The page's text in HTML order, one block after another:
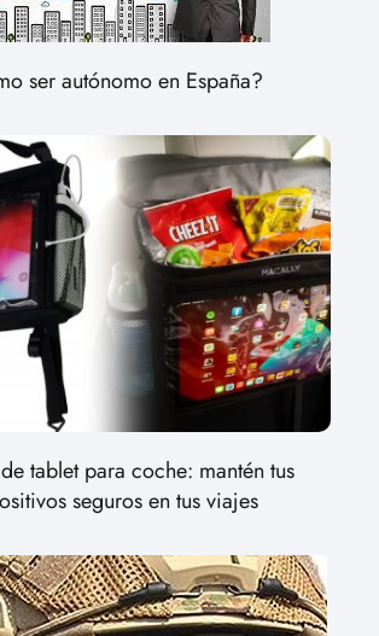
ser autónomo en España?
tablet para coche: mantén tus
seguros en tus viajes